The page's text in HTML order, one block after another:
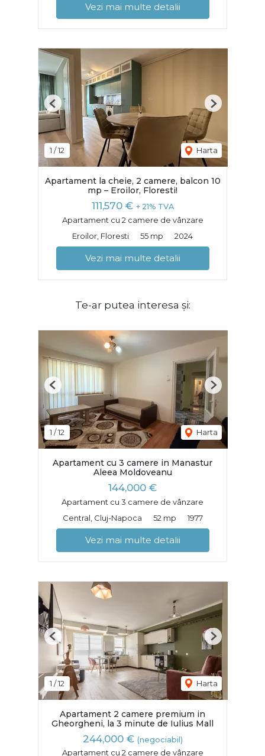
Vezi mai multe detalii
1 /12 Harta
Previous Next
Apartament la cheie, 2 camere, balcon 10
mp – Eroilor, Floresti!
111,570 € + 21% TVA
Apartament cu 2 camere de vânzare
Eroilor, Floresti
55 mp 2024
Vezi mai multe detalii
Te-ar putea interesa și:
1 /12 Harta
Previous Next
Apartament cu 3 camere in Manastur
Aleea Moldoveanu
144,000 €
Apartament cu 3 camere de vânzare
Central, Cluj-Napoca
52 mp 1977
Vezi mai multe detalii
1 /12 Harta
Previous Next
Apartament 2 camere premium in
Gheorgheni, la 3 minute de Iulius Mall
244,000 € (negociabil)
Apartament cu 2 camere de vânzare